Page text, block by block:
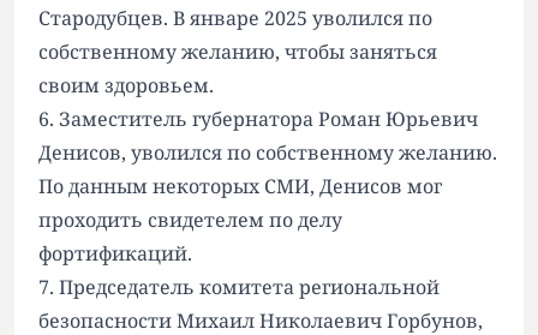
Стародубцев. В январе 2025 уволился по
собственному желанию, чтобы заняться
своим здоровьем.
6. Заместитель губернатора Роман Юрьевич
Денисов, уволился по собственному желанию.
По данным некоторых СМИ, Денисов мог
проходить свидетелем по делу
фортификаций.
7. Председатель комитета региональной
безопасности Михаил Николаевич Горбунов,